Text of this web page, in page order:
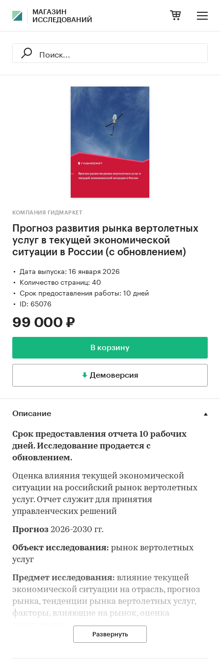
МАГАЗИН
ИССЛЕДОВАНИЙ
КОМПАНИЯ ГИДМАРКЕТ
Прогноз развития рынка вертолетных
услуг в текущей экономической
ситуации в России (с обновлением)
Дата выпуска: 16 января 2026
Количество страниц: 40
Срок предоставления работы: 10 дней
ID: 65076
99 000 ₽
В корзину
Демоверсия
Описание
Срок предоставления отчета 10 рабочих
дней. Исследование продается с
обновлением.
Оценка влияния текущей экономической
ситуации на российский рынок вертолетных
услуг. Отчет служит для принятия
управленческих решений
Прогноз 2026-2030 гг.
Объект исследования: рынок вертолетных
услуг
Предмет исследования: влияние текущей
экономической ситуации на отрасль, прогноз
рынка, тенденции рынка вертолетных услуг,
факторы, влияющие на рынок, оценка
Анализ и прогноз рынка вертолетных услуг
Развернуть